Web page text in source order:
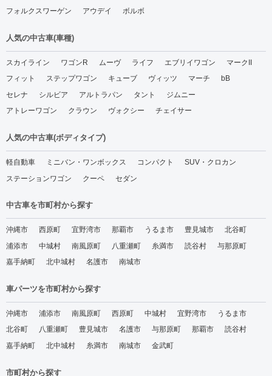
フォルクスワーゲン
アウデイ ボルボ
人気の中古車(車種)
スカイライン ワゴンR ムーヴ ライフ エブリイワゴン
マークII
フィット
ステップワゴン キューブ ヴィッツ マーチ
bB
セレナ
シルビア アルトラパン タント
ジムニー
アトレーワゴン
クラウン ヴォクシー チェイサー
人気の中古車(ボディタイプ)
軽自動車 ミニバン・ワンボックス コンパクト
SUV・クロカン
ステーションワゴン
クーペ セダン
中古車を市町村から探す
沖縄市 西原町 宜野湾市 那覇市 うるま市 豊見城市
北谷町
浦添市
中城村 南風原町 八重瀬町 糸満市 読谷村
与那原町
嘉手納町
北中城村 名護市 南城市
車パーツを市町村から探す
沖縄市 浦添市 南風原町 西原町 中城村 宜野湾市
うるま市
北谷町
八重瀬町 豊見城市 名護市 与那原町 那覇市
読谷村
嘉手納町
北中城村 糸満市 南城市 金武町
市町村から探す